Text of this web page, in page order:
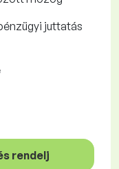
juttatás
rendelj